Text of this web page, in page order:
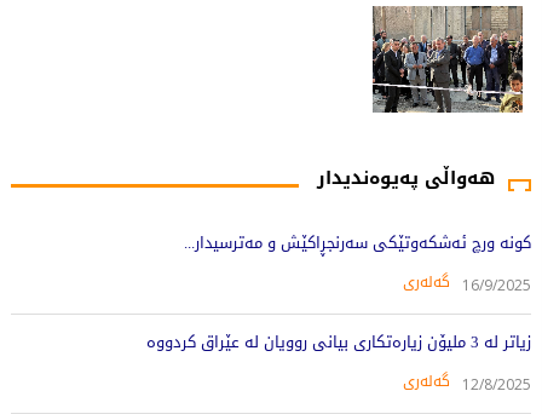
هەواڵی پەیوەندیدار
کونە ورچ ئەشکەوتێکی سەرنجڕاکێش و مەترسیدار...
16/9/2025 گەلەری
زیاتر لە 3 ملیۆن زیارەتکاری بیانی روویان لە عێراق کردووە
12/8/2025 گەلەری